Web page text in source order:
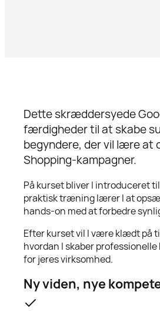
Dette skræddersyede
færdigheder til at skabe
begyndere, der vil lære at
Shopping-kampagner.
På kurset bliver I introduceret
praktisk træning lærer I at
hands-on med at forbedre
Efter kurset vil I være klædt på
hvordan I skaber
for jeres virksomhed.
Ny viden, nye